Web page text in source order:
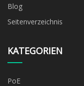
Blog
Seitenverzeichnis
KATEGORIEN
PoE